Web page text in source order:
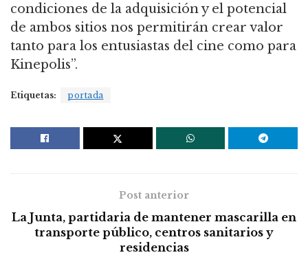
condiciones de la adquisición y el potencial
de ambos sitios nos permitirán crear valor
tanto para los entusiastas del cine como para
Kinepolis”.
Etiquetas: portada
Post anterior
La Junta, partidaria de mantener mascarilla en
transporte público, centros sanitarios y
residencias